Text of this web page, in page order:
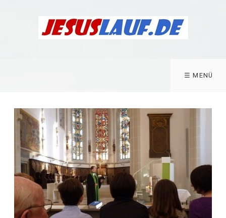
☰ MENÜ